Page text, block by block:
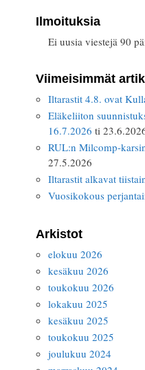
Ilmoituksia
Ei uusia viestejä 90
Viimeisimmät
Iltarastit 4.8. ovat
Eläkeliiton
16.7.2026 ti
RUL:n Milcomp-
27.5.2026
Iltarastit alkavat
Vuosikokous
Arkistot
elokuu 2026
kesäkuu 2026
toukokuu 2026
lokakuu 2025
kesäkuu 2025
toukokuu 2025
joulukuu 2024